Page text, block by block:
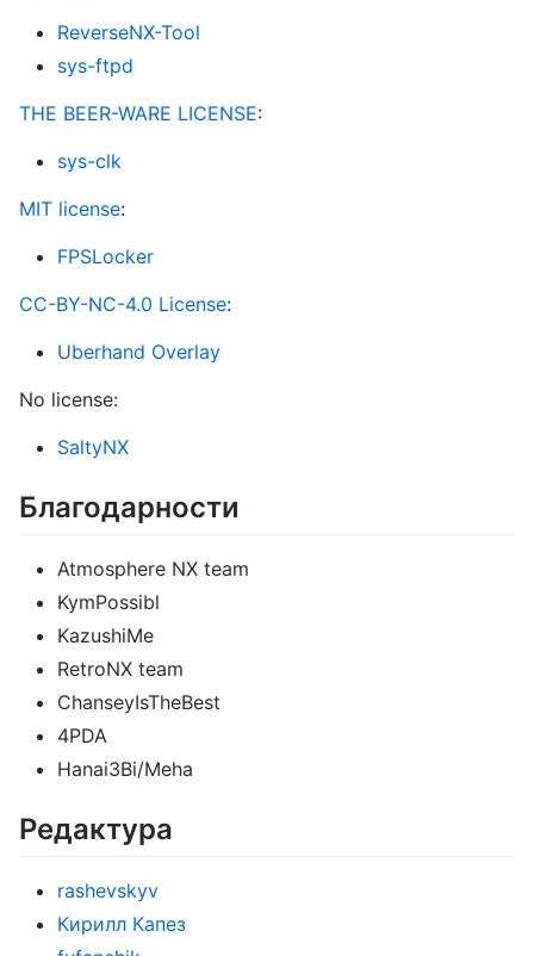
ReverseNX-Tool
sys-ftpd
THE BEER-WARE LICENSE:
sys-clk
MIT license:
FPSLocker
CC-BY-NC-4.0 License:
Uberhand Overlay
No license:
SaltyNX
Благодарности
Atmosphere NX team
KymPossibl
KazushiMe
RetroNX team
ChanseyIsTheBest
4PDA
Hanai3Bi/Meha
Редактура
rashevskyv
Кирилл Капез